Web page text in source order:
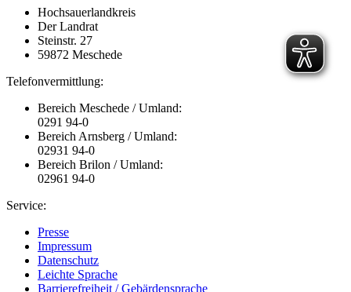
Hochsauerlandkreis
Der Landrat
Steinstr. 27
59872 Meschede
Telefonvermittlung:
Bereich Meschede / Umland:
0291 94-0
Bereich Arnsberg / Umland:
02931 94-0
Bereich Brilon / Umland:
02961 94-0
Service:
Presse
Impressum
Datenschutz
Leichte Sprache
Barrierefreiheit / Gebärdensprache